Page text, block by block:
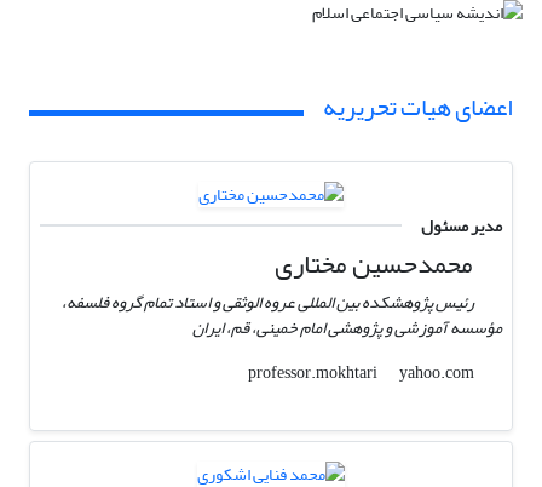
اعضای هیات تحریریه
مدیر مسئول
محمدحسین مختاری
رئیس پژوهشکده بین المللی عروه الوثقی و استاد تمام گروه فلسفه،
مؤسسه آموزشی و پژوهشی امام خمینی، قم، ایران
professor.mokhtari
yahoo.com